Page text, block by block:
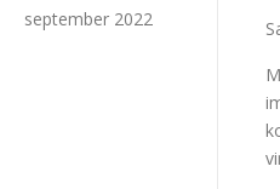
september 2022